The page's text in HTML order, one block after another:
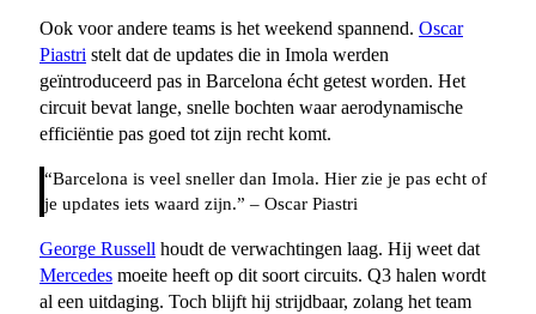
Ook voor andere teams is het weekend spannend. Oscar
Piastri stelt dat de updates die in Imola werden
geïntroduceerd pas in Barcelona écht getest worden. Het
circuit bevat lange, snelle bochten waar aerodynamische
efficiëntie pas goed tot zijn recht komt.
“Barcelona is veel sneller dan Imola. Hier zie je pas echt of
je updates iets waard zijn.” – Oscar Piastri
George Russell houdt de verwachtingen laag. Hij weet dat
Mercedes moeite heeft op dit soort circuits. Q3 halen wordt
al een uitdaging. Toch blijft hij strijdbaar, zolang het team